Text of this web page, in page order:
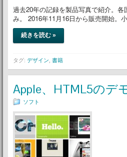
過去20年の記録を製品写真で紹介。
み。 2016年11月16日から販売開始。
続きを読む »
タグ: デザイン 書籍
Apple、HTML5のデ
ソフト